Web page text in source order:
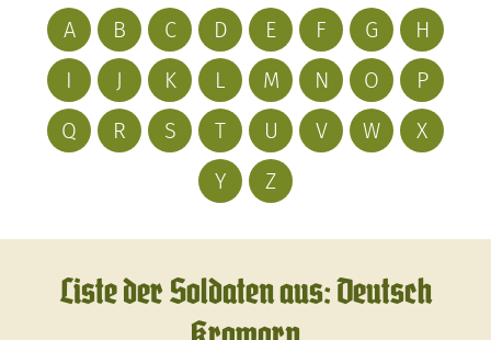
A B C D E F G
H
I
J K L M N O
P
Q
R S T U V W
X
Y
Z
Liste der Soldaten aus: Deutsch